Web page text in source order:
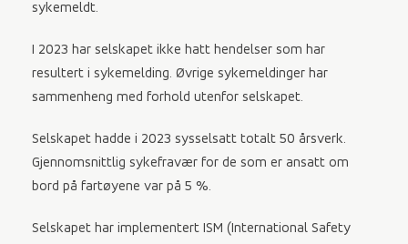
sykemeldt.
I 2023 har selskapet ikke hatt hendelser som har
resultert i sykemelding. Øvrige sykemeldinger har
sammenheng med forhold utenfor selskapet.
Selskapet hadde i 2023 sysselsatt totalt 50 årsverk.
Gjennomsnittlig sykefravær for de som er ansatt om
bord på fartøyene var på 5 %.
Selskapet har implementert ISM (International Safety